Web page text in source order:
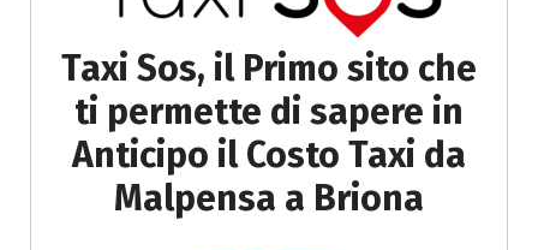
Taxi Sos, il Primo sito che
ti permette di sapere in
Anticipo il Costo Taxi da
Malpensa a Briona